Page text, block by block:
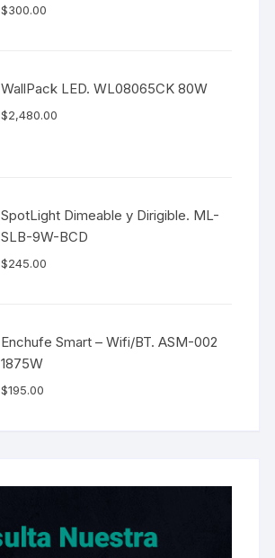
$300.00
WallPack LED. WL08065CK 80W
$2,480.00
SpotLight Dimeable y Dirigible. ML-
SLB-9W-BCD
$245.00
Enchufe Smart – Wifi/BT. ASM-002
1875W
$195.00